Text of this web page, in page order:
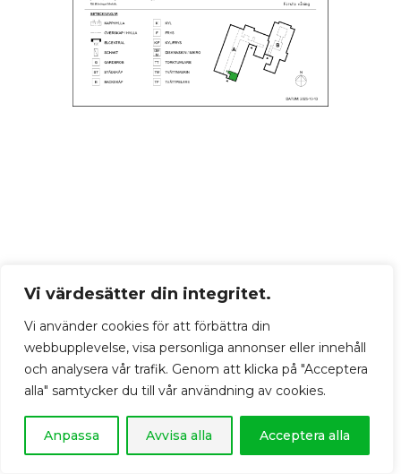
Vi värdesätter din integritet.
Vi använder cookies för att förbättra din
webbupplevelse, visa personliga annonser eller innehåll
och analysera vår trafik. Genom att klicka på "Acceptera
alla" samtycker du till vår användning av cookies.
Anpassa Avvisa alla Acceptera alla